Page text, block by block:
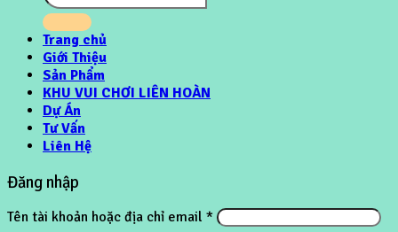
Trang chủ
Giới Thiệu
Sản Phẩm
KHU VUI CHƠI LIÊN HOÀN
Dự Án
Tư Vấn
Liên Hệ
Đăng nhập
Tên tài khoản hoặc địa chỉ email *